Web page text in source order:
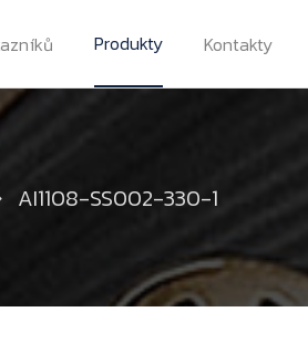
Produkty Kontakty
AI1108-SS002-330-1